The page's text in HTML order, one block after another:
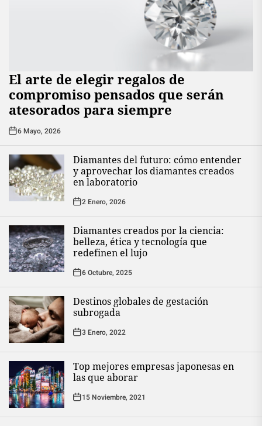
El arte de elegir regalos de
compromiso pensados que serán
atesorados para siempre
6 Mayo, 2026
Diamantes del futuro: cómo entender
y aprovechar los diamantes creados
en laboratorio
2 Enero, 2026
Diamantes creados por la ciencia:
belleza, ética y tecnología que
redefinen el lujo
6 Octubre, 2025
Destinos globales de gestación
subrogada
3 Enero, 2022
Top mejores empresas japonesas en
las que aborar
15 Noviembre, 2021